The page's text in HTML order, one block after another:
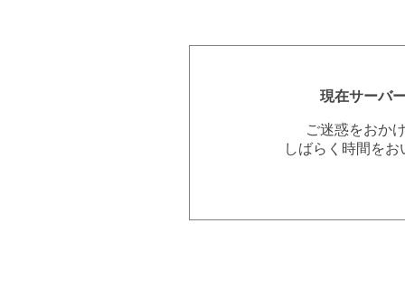
現在サーバ
ご迷惑をおか
しばらく時間を